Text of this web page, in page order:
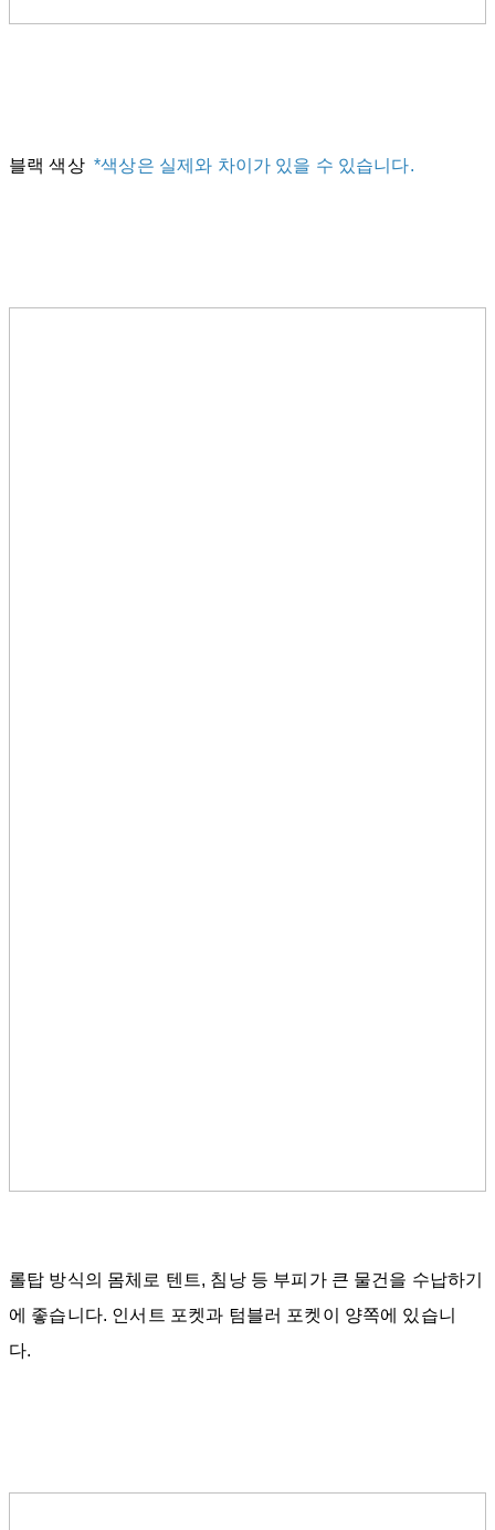
블랙 색상*색상은 실제와 차이가 있을 수 있습니다.
롤탑 방식의 몸체로 텐트, 침낭 등 부피가 큰 물건을 수납하기
에 좋습니다. 인서트 포켓과 텀블러 포켓이 양쪽에 있습니
다.